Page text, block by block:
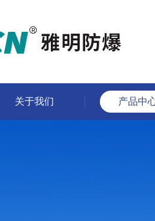
关于我们 产品中